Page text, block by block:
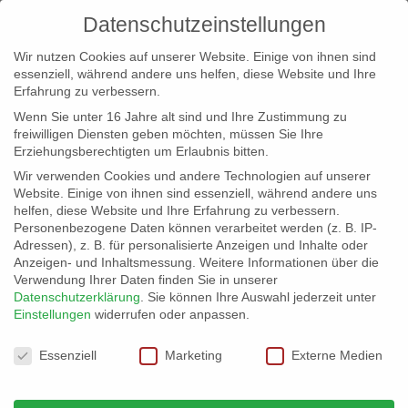
info@erfolgreich-events.de
+4940 46 777 230
Datenschutzeinstellungen
Wir nutzen Cookies auf unserer Website. Einige von ihnen sind
essenziell, während andere uns helfen, diese Website und Ihre
Erfahrung zu verbessern.
Wenn Sie unter 16 Jahre alt sind und Ihre Zustimmung zu
freiwilligen Diensten geben möchten, müssen Sie Ihre
Erziehungsberechtigten um Erlaubnis bitten.
Wir verwenden Cookies und andere Technologien auf unserer
Website. Einige von ihnen sind essenziell, während andere uns
helfen, diese Website und Ihre Erfahrung zu verbessern.
Personenbezogene Daten können verarbeitet werden (z. B. IP-
Adressen), z. B. für personalisierte Anzeigen und Inhalte oder
Anzeigen- und Inhaltsmessung. Weitere Informationen über die
Verwendung Ihrer Daten finden Sie in unserer
Datenschutzerklärung
Sie können Ihre Auswahl jederzeit unter
Einstellungen widerrufen oder anpassen.
Datenschutzeinstellungen
Essenziell Marketing Externe Medien